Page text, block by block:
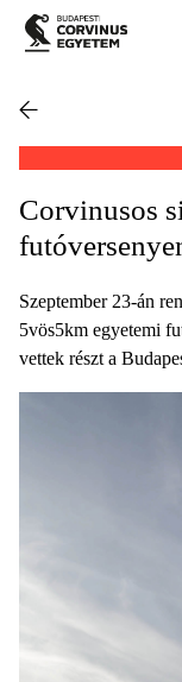
Corvinusos
Szeptember 23-án
5vös5km egyetemi
vettek részt a